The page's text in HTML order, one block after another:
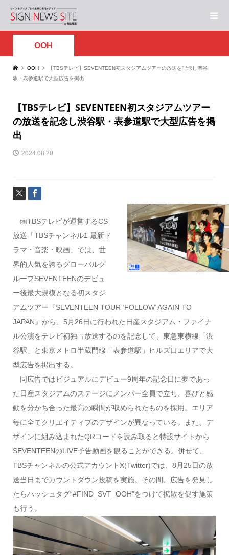
OOH
OOH
【TBSテレビ】SEVENTEEN初スタジアムツアーの放送を記念し渋谷
駅・表参道駅で大型広告を掲出
【TBSテレビ】SEVENTEEN初スタジアムツアー
の放送を記念し渋谷駅・表参道駅で大型広告を掲
出
2024.08.20
㈱TBSテレビが運営するCS
放送「TBSチャンネル1 最新ド
ラマ・音楽・映画」では、世
界的人気を誇るグローバルグ
ループSEVENTEENのデビュ
ー後最大規模となる初スタジ
アムツアー『SEVENTEEN TOUR ‘FOLLOW’ AGAIN TO
JAPAN』から、5月26日に行われた日産スタジアム・ファイナ
ル公演をテレビ初独占放送するのを記念して、東急東横線「渋
谷駅」と東京メトロ半蔵門線「表参道駅」ヒルズ口エリアで大
型広告を掲出する。
同広告ではビジュアルにデビュー9周年の記念日に夢であっ
た日産スタジアムのステージにメンバー全員で立ち、喜びと感
動を分かち合った最高の瞬間が収められたものを採用。エリア
毎に全てクリエイティブのデザインが異なっている。また、デ
ザインに組み込まれたQRコードを読み取ると特設サイトから
SEVENTEENのLIVE予告動画を観ることができる。併せて、
TBSチャンネルの公式アカウントX(Twitter)では、8月25日の放
送当日までカウントダウン投稿を実施。その間、広告を発見し
たらハッシュタグ“#FIND_SVT_OOH”をつけて拡散を促す施策
も行う。